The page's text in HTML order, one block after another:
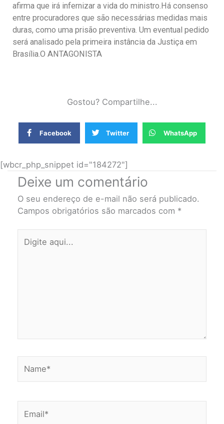
afirma que irá infernizar a vida do ministro.Há consenso
entre procuradores que são necessárias medidas mais
duras, como uma prisão preventiva. Um eventual pedido
será analisado pela primeira instância da Justiça em
Brasília.O ANTAGONISTA
Gostou? Compartilhe...
Facebook Twitter WhatsApp
[wbcr_php_snippet id="184272"]
Deixe um comentário
O seu endereço de e-mail não será publicado.
Campos obrigatórios são marcados com *
aqui...